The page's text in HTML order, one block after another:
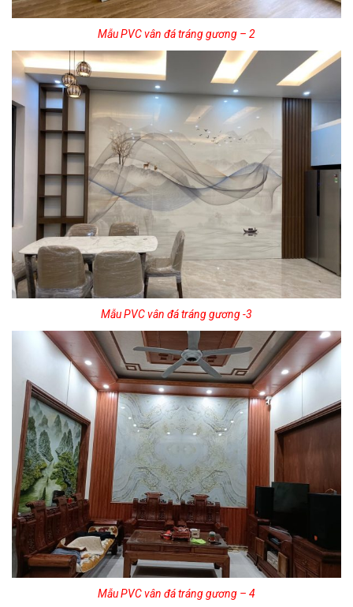
Mẫu PVC vân đá tráng gương – 2
Mẫu PVC vân đá tráng gương -3
Mẫu PVC vân đá tráng gương – 4